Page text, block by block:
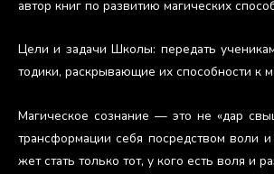
ав­тор книг по раз­ви­тию ма­гичес­ких
Це­ли и за­дачи Шко­лы: пе­редать
тоди­ки, рас­кры­ва­ющие их спо­соб­ности к
Ма­гичес­кое соз­на­ние — это не «дар
тран­сфор­ма­ции се­бя пос­редс­твом во­ли
жет стать толь­ко тот, у ко­го есть во­ля и